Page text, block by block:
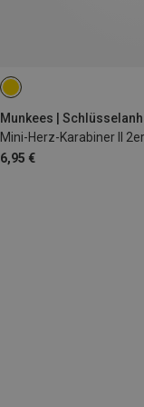
Munkees |
Mini-Herz-Karabiner II
6,95 €